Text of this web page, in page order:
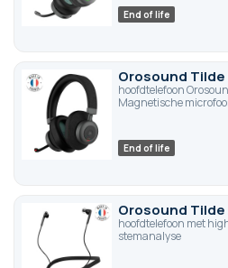
End of life
Orosound Tilde
hoofdtelefoon
Magnetische
End of life
Orosound Tilde
hoofdtelefoon met
stemanalyse